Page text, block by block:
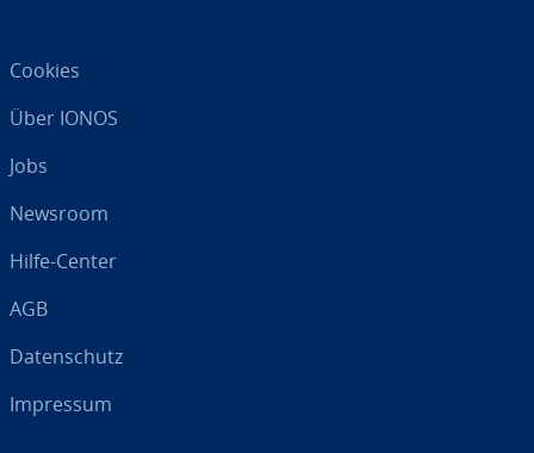
Cookies
Über IONOS
Jobs
Newsroom
Hilfe-Center
AGB
Da­ten­schutz
Impressum